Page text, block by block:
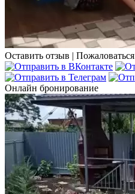
Оставить отзыв | Пожаловаться
Онлайн бронирование